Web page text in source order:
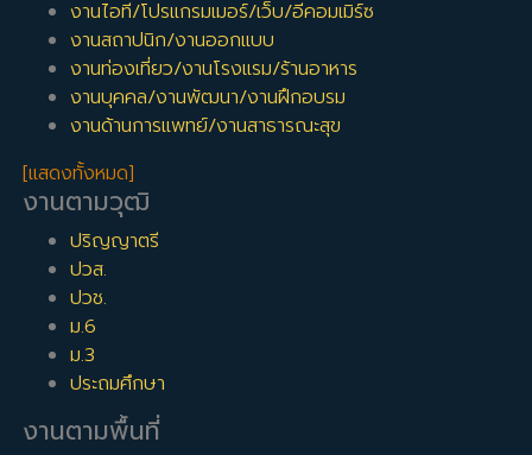
งานไอที/โปรแกรมเมอร์/เว็บ/อีคอมเมิร์ซ
งานสถาปนิก/งานออกแบบ
งานท่องเที่ยว/งานโรงแรม/ร้านอาหาร
งานบุคคล/งานพัฒนา/งานฝึกอบรม
งานด้านการแพทย์/งานสาธารณะสุข
[แสดงทั้งหมด]
งานตามวุฒิ
ปริญญาตรี
ปวส.
ปวช.
ม.6
ม.3
ประถมศึกษา
งานตามพื้นที่